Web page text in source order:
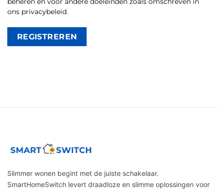
ons privacybeleid.
REGISTREREN
Slimmer wonen begint met de juiste schakelaar.
SmartHomeSwitch levert draadloze en slimme oplossingen voor